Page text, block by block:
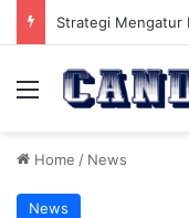
Menu
Home / News
News